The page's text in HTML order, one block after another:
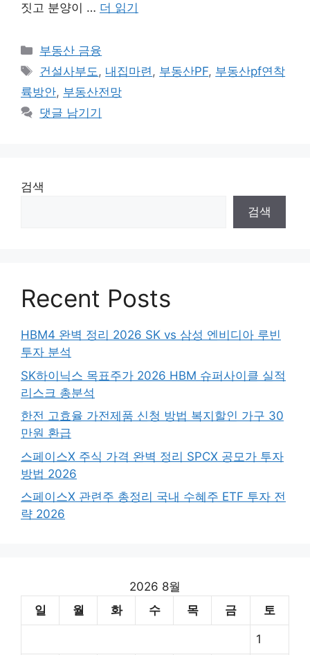
짓고 분양이 … 더 읽기
카
테
리
부동산 금융
태
그
건설사부도, 내집마련, 부동산PF, 부동산pf연착
륙방안, 부동산전망
댓글 남기기
검색
검색
Recent Posts
HBM4 완벽 정리 2026 SK vs 삼성 엔비디아 루빈
투자 분석
SK하이닉스 목표주가 2026 HBM 슈퍼사이클 실적
리스크 총분석
한전 고효율 가전제품 신청 방법 복지할인 가구 30
만원 환급
스페이스X 주식 가격 완벽 정리 SPCX 공모가 투자
방법 2026
스페이스X 관련주 총정리 국내 수혜주 ETF 투자 전
략 2026
2026 8월
일
월 화 수 목 금 토
1